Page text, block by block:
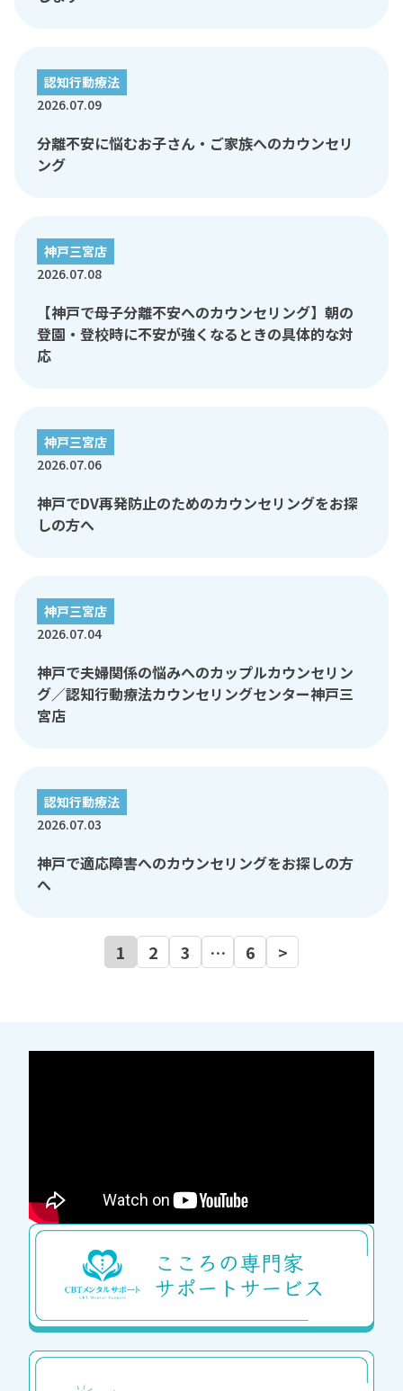
認知行動療法
2026.07.09
分離不安に悩むお子さん・ご家族へのカウンセリ
ング
神戸三宮店
2026.07.08
【神戸で母子分離不安へのカウンセリング】朝の
登園・登校時に不安が強くなるときの具体的な対
応
神戸三宮店
2026.07.06
神戸でDV再発防止のためのカウンセリングをお探
しの方へ
神戸三宮店
2026.07.04
神戸で夫婦関係の悩みへのカップルカウンセリン
グ／認知行動療法カウンセリングセンター神戸三
宮店
認知行動療法
2026.07.03
神戸で適応障害へのカウンセリングをお探しの方
へ
1 2 3 … 6 >